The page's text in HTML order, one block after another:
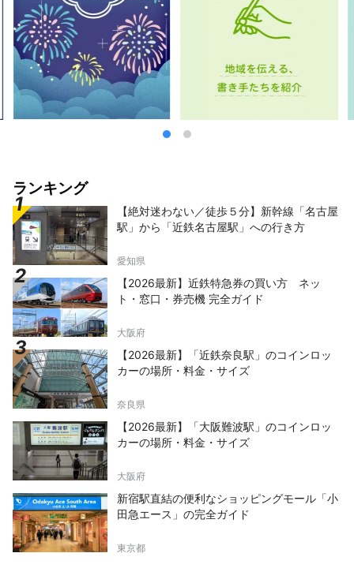
ランキング
【絶対迷わない／徒歩５分】新幹線「名古屋
駅」から「近鉄名古屋駅」への行き方
愛知県
【2026最新】近鉄特急券の買い方 ネッ
ト・窓口・券売機 完全ガイド
大阪府
【2026最新】「近鉄奈良駅」のコインロッ
カーの場所・料金・サイズ
奈良県
【2026最新】「大阪難波駅」のコインロッ
カーの場所・料金・サイズ
大阪府
新宿駅直結の便利なショッピングモール「小
田急エース」の完全ガイド
東京都